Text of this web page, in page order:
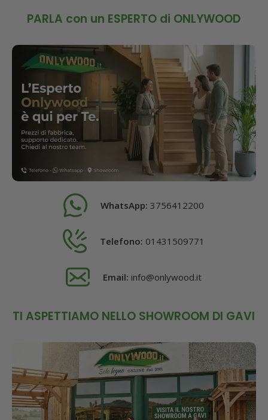
PARLA con un ESPERTO di ONLYWOOD
WhatsApp: 3756412200
Telefono: 01431509771
Email: info@onlywood.it
TI ASPETTIAMO NELLO SHOWROOM DI GAVI